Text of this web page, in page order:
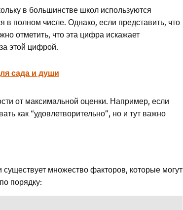
в большинстве школ используются
полном числе. Однако, если представить, что
отметить, что эта цифра искажает
этой цифрой.
сада и души
от максимальной оценки. Например, если
как “удовлетворительно”, но и тут важно
множество факторов, которые могут
порядку: